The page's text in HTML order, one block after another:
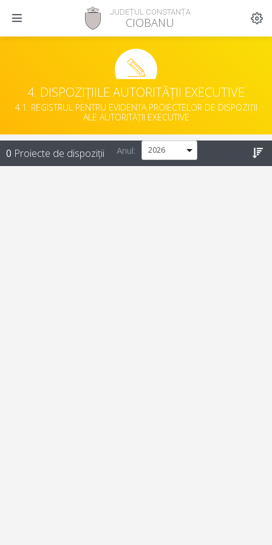
JUDEȚUL CONSTANȚA
CIOBANU
4. DISPOZIȚIILE AUTORITĂȚII EXECUTIVE
4.1. REGISTRUL PENTRU EVIDENȚA PROIECTELOR DE DISPOZIȚII
ALE AUTORITĂȚII EXECUTIVE
0 Proiecte de dispoziții Anul: